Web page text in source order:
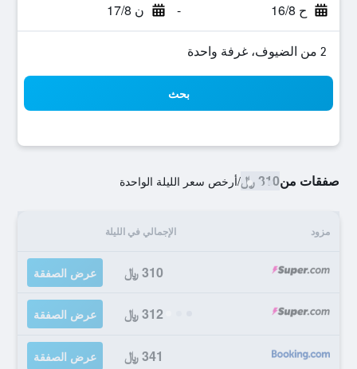
ح 16/8 - ن 17/8
2 من الضيوف، غرفة واحدة
بحث
صفقات من310 ﷼ /أرخص سعر الليلة الواحدة
مزود الإجمالي في الليلة
310 ﷼ عرض الصفقة
312 ﷼ عرض الصفقة
341 ﷼ عرض الصفقة